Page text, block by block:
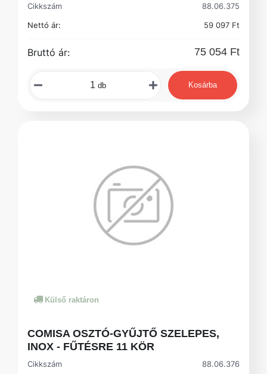
Cikkszám
88.06.375
Nettó ár:
59 097 Ft
Bruttó ár: 75 054 Ft
db Kosárba
Külső raktáron
COMISA OSZTÓ-GYŰJTŐ SZELEPES,
INOX - FŰTÉSRE 11 KÖR
Cikkszám
88.06.376